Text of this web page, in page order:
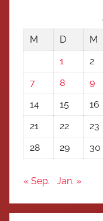
M
D M
1
2
7
8 9
14
15 16
21
22 23
28
29 30
« Sep. Jan. »